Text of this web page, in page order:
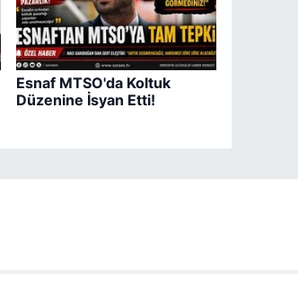
Esnaf MTSO'da Koltuk
Düzenine İsyan Etti!